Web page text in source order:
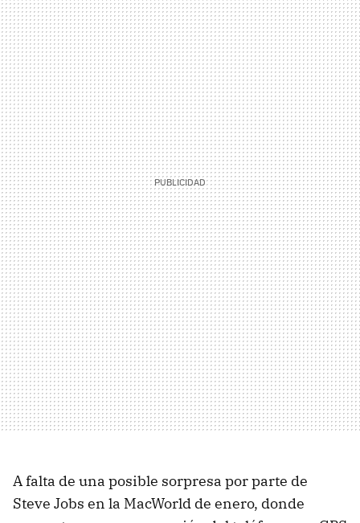
A falta de una posible sorpresa por parte de
Steve Jobs en la MacWorld de enero, donde